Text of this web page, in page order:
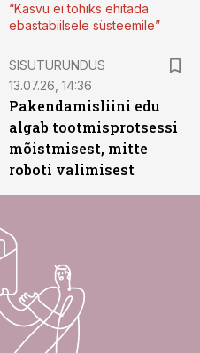
“Kasvu ei tohiks ehitada
ebastabiilsele süsteemile”
SISUTURUNDUS
13.07.26, 14:36
Pakendamisliini edu
algab tootmisprotsessi
mõistmisest, mitte
roboti valimisest